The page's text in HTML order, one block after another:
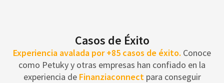
Casos de Éxito
Experiencia avalada por +85 casos de éxito. Conoce
como Petuky y otras empresas han confiado en la
experiencia de Finanziaconnectpara conseguir